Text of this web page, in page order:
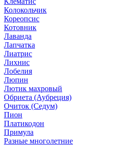
Колокольчик
Кореопсис
Котовник
Лаванда
Лапчатка
Лиатрис
Лихнис
Лобелия
Люпин
Лютик махровый
Обриета (Аубреция)
Очиток (Седум)
Пион
Платикодон
Примула
Разные многолетние